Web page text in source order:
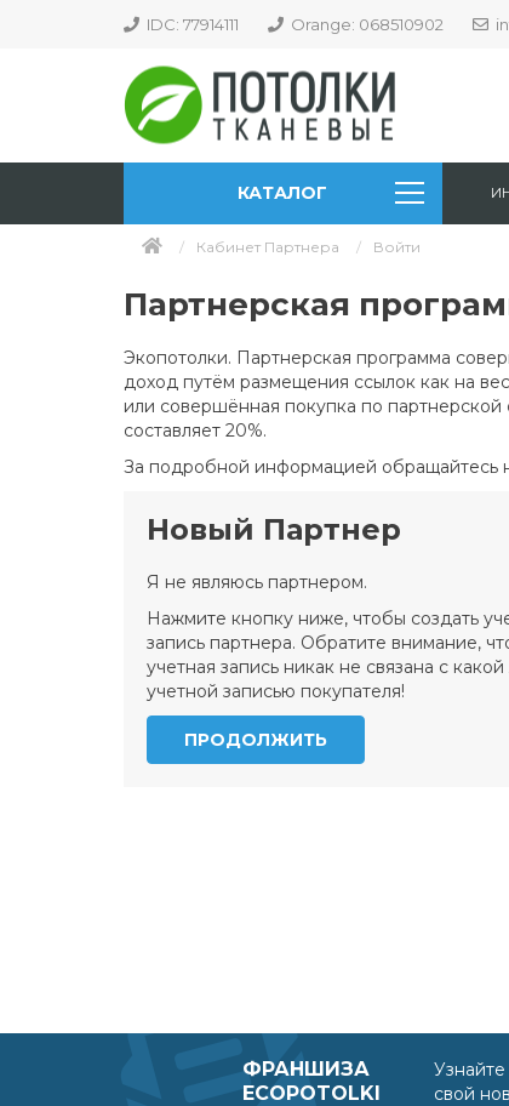
IDC: 77914111 Orange: 068510902
КАТАЛОГ
Кабинет Партнера Войти
Партнерская
Экопотолки. Партнерская программа
доход путём размещения ссылок как на
или совершённая покупка по
составляет 20%.
За подробной информацией обращайтесь
Новый Партнер
Я не являюсь партнером.
Нажмите кнопку ниже, чтобы создать
запись партнера. Обратите внимание,
учетная запись никак не связана с
учетной записью покупателя!
ПРОДОЛЖИТЬ
ФРАНШИЗА
ECOPOTOLKI
свой